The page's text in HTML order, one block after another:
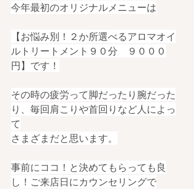
今年最初のオリジナルメニューは
【お悩み別！２か所選べるアロマオイ
ルトリートメント９０分　９０００
円】です！
その時の疲労って脚だったり腕だった
り、毎回肩こりや首回りなど人によっ
て
さまざまだと思います。
事前にココ！と決めてもらっても良
し！ご来店日にカウンセリングで